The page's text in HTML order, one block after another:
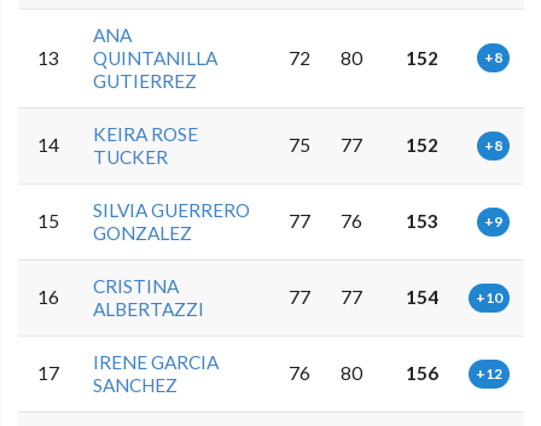
13
ANA
QUINTANILLA
GUTIERREZ
72 80 152 +8
14
KEIRA ROSE
TUCKER
75 77 152 +8
15
SILVIA GUERRERO
GONZALEZ
77 76 153 +9
16
CRISTINA
ALBERTAZZI
77 77 154 +10
17
IRENE GARCIA
SANCHEZ
76 80 156 +12